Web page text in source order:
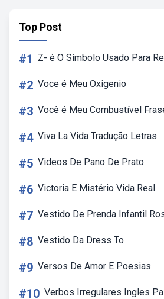
Top Post
#1 Z- é O Símbolo Usado Para
#2 Voce é Meu Oxigenio
#3 Você é Meu Combustível
#4 Viva La Vida Tradução Letras
#5 Videos De Pano De Prato
#6 Victoria E Mistério Vida Real
#7 Vestido De Prenda Infantil
#8 Vestido Da Dress To
#9 Versos De Amor E Poesias
#10 Verbos Irregulares Ingles